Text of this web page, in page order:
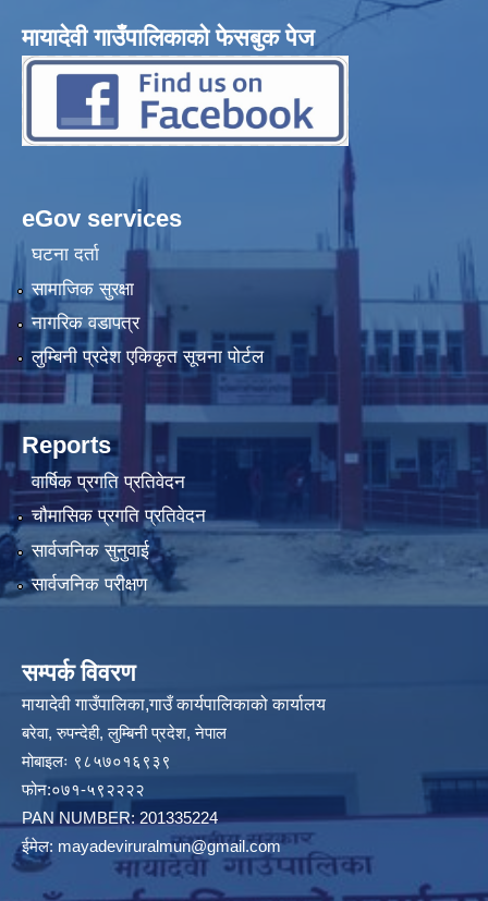
मायादेवी गाउँपालिकाको फेसबुक पेज
eGov services
घटना दर्ता
सामाजिक सुरक्षा
नागरिक वडापत्र
लुम्बिनी प्रदेश एकिकृत सूचना पोर्टल
Reports
वार्षिक प्रगति प्रतिवेदन
चौमासिक प्रगति प्रतिवेदन
सार्वजनिक सुनुवाई
सार्वजनिक परीक्षण
सम्पर्क विवरण
मायादेवी गाउँपालिका,गाउँ कार्यपालिकाको कार्यालय
बरेवा, रुपन्देही, लुम्बिनी प्रदेश, नेपाल
मोबाइलः ९८५७०१६९३९
फोन:०७१-५९२२२२
PAN NUMBER: 201335224
ईमेल: mayadeviruralmun@gmail.com